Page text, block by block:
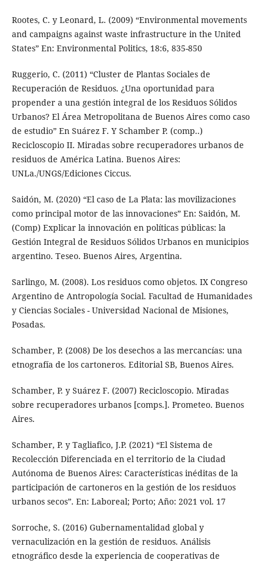
Rootes, C. y Leonard, L. (2009) “Environmental movements
and campaigns against waste infrastructure in the United
States” En: Environmental Politics, 18:6, 835-850
Ruggerio, C. (2011) “Cluster de Plantas Sociales de
Recuperación de Residuos. ¿Una oportunidad para
propender a una gestión integral de los Residuos Sólidos
Urbanos? El Área Metropolitana de Buenos Aires como caso
de estudio” En Suárez F. Y Schamber P. (comp..)
Recicloscopio II. Miradas sobre recuperadores urbanos de
residuos de América Latina. Buenos Aires:
UNLa./UNGS/Ediciones Ciccus.
Saidón, M. (2020) “El caso de La Plata: las movilizaciones
como principal motor de las innovaciones” En: Saidón, M.
(Comp) Explicar la innovación en políticas públicas: la
Gestión Integral de Residuos Sólidos Urbanos en municipios
argentino. Teseo. Buenos Aires, Argentina.
Sarlingo, M. (2008). Los residuos como objetos. IX Congreso
Argentino de Antropología Social. Facultad de Humanidades
y Ciencias Sociales - Universidad Nacional de Misiones,
Posadas.
Schamber, P. (2008) De los desechos a las mercancías: una
etnografía de los cartoneros. Editorial SB, Buenos Aires.
Schamber, P. y Suárez F. (2007) Recicloscopio. Miradas
sobre recuperadores urbanos [comps.]. Prometeo. Buenos
Aires.
Schamber, P. y Tagliafico, J.P. (2021) “El Sistema de
Recolección Diferenciada en el territorio de la Ciudad
Autónoma de Buenos Aires: Características inéditas de la
participación de cartoneros en la gestión de los residuos
urbanos secos”. En: Laboreal; Porto; Año: 2021 vol. 17
Sorroche, S. (2016) Gubernamentalidad global y
vernaculización en la gestión de residuos. Análisis
etnográfico desde la experiencia de cooperativas de